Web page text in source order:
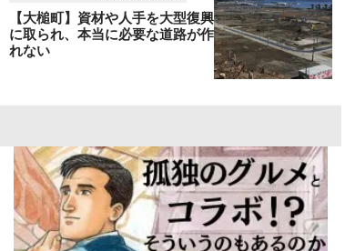
【大槌町】資材や人手を大型復興
に取られ、本当に必要な道路が作
れない